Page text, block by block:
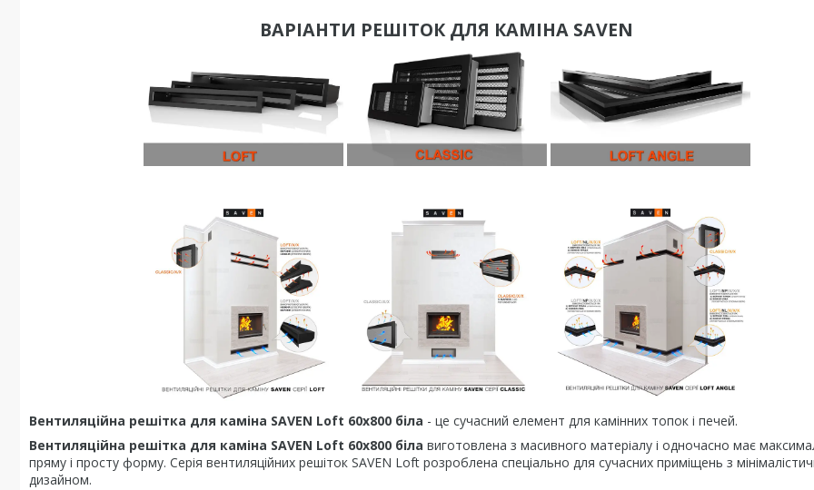
ВАРІАНТИ РЕШІТОК ДЛЯ КАМІНА SAVEN
Вентиляційна решітка для каміна SAVEN Loft 60х800 біла - це сучасний елемент для камінних топок і печей.
Вентиляційна решітка для каміна SAVEN Loft 60х800 біла виготовлена з масивного матеріалу і одночасно має
пряму і просту форму. Серія вентиляційних решіток SAVEN Loft розроблена спеціально для сучасних приміщень з
дизайном.